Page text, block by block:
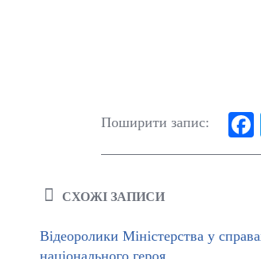
Поширити запис:
СХОЖІ ЗАПИСИ
Відеоролики Міністерства у
національного героя